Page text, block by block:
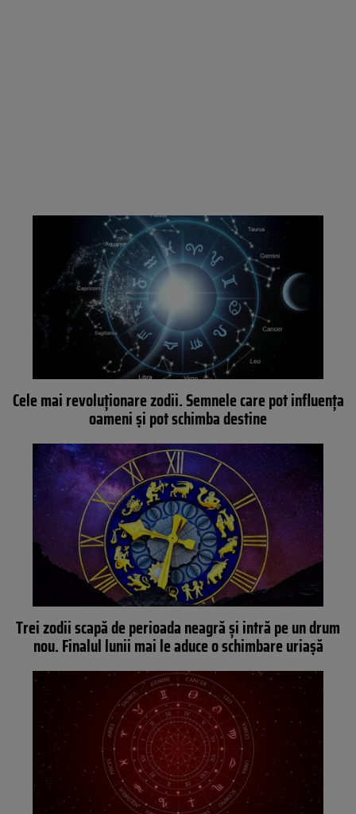
Cele mai revoluționare zodii. Semnele care pot influența
oameni și pot schimba destine
Trei zodii scapă de perioada neagră și intră pe un drum
nou. Finalul lunii mai le aduce o schimbare uriașă